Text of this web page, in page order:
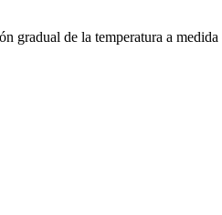
gradual de la temperatura a